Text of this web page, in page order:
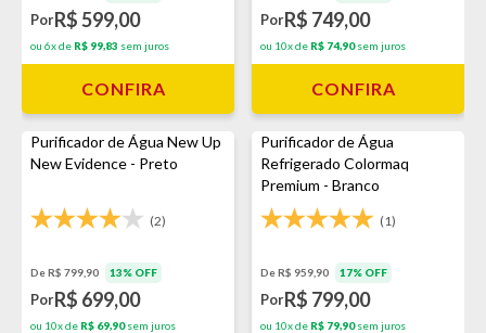
PorR$ 599,00
ou 6x de R$ 99,83 sem juros
CONFIRA
PorR$ 749,00
ou 10x de R$ 74,90sem juros
CONFIRA
Purificador de Água New Up
New Evidence - Preto
(2)
De R$ 799,90 13% OFF
PorR$ 699,00
ou 10x de R$ 69,90sem juros
Purificador de Água
Refrigerado Colormaq
Premium - Branco
(1)
De R$ 959,90 17% OFF
PorR$ 799,00
ou 10x de R$ 79,90sem juros